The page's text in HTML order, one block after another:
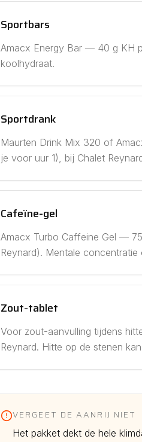
Sportbars
Amacx Energy Bar — 40 g KH
koolhydraat.
Sportdrank
Maurten Drink Mix 320 of
je voor uur 1), bij Chalet
Cafeïne-gel
Amacx Turbo Caffeine Gel —
Reynard). Mentale
Zout-tablet
Voor zout-aanvulling tijdens
Reynard. Hitte op de stenen
VERGEET DE AANRIJ NIET
Het pakket dekt de hele